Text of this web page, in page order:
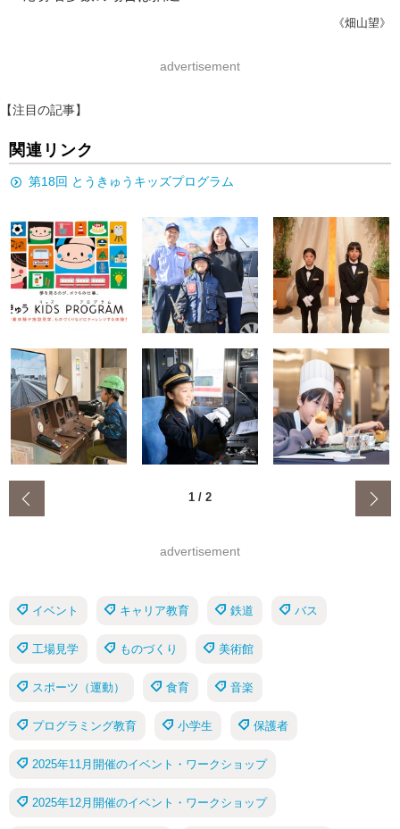
《畑山望》
advertisement
【注目の記事】
関連リンク
第18回 とうきゅうキッズプログラム
1 / 2
advertisement
イベント キャリア教育 鉄道 バス
工場見学 ものづくり 美術館
スポーツ（運動） 食育 音楽
プログラミング教育 小学生 保護者
2025年11月開催のイベント・ワークショップ
2025年12月開催のイベント・ワークショップ